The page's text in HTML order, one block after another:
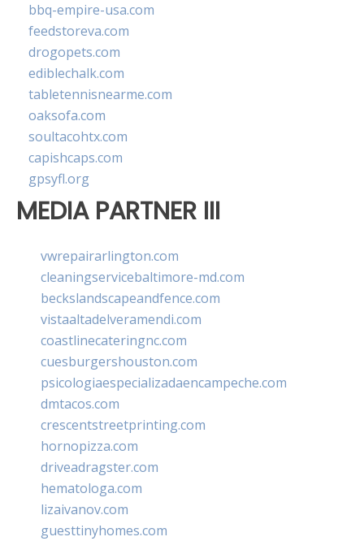
bbq-empire-usa.com
feedstoreva.com
drogopets.com
ediblechalk.com
tabletennisnearme.com
oaksofa.com
soultacohtx.com
capishcaps.com
gpsyfl.org
MEDIA PARTNER III
vwrepairarlington.com
cleaningservicebaltimore-md.com
beckslandscapeandfence.com
vistaaltadelveramendi.com
coastlinecateringnc.com
cuesburgershouston.com
psicologiaespecializadaencampeche.com
dmtacos.com
crescentstreetprinting.com
hornopizza.com
driveadragster.com
hematologa.com
lizaivanov.com
guesttinyhomes.com